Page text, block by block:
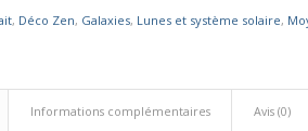
, Déco Zen, Galaxies, Lunes et système solaire,
Informations complémentaires Avis (0)